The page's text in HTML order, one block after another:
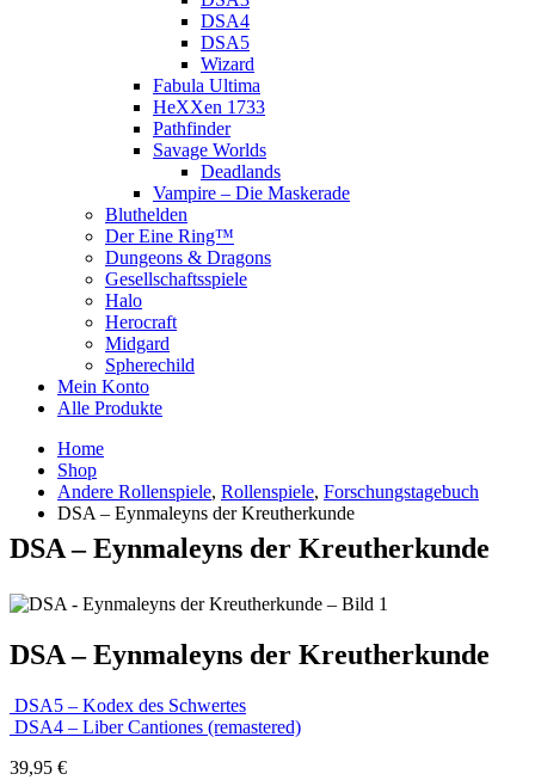
DSA4
DSA5
Wizard
Fabula Ultima
HeXXen 1733
Pathfinder
Savage Worlds
Deadlands
Vampire – Die Maskerade
Bluthelden
Der Eine Ring™
Dungeons & Dragons
Gesellschaftsspiele
Halo
Herocraft
Midgard
Spherechild
Mein Konto
Alle Produkte
Home
Shop
Andere Rollenspiele, Rollenspiele, Forschungstagebuch
DSA – Eynmaleyns der Kreutherkunde
DSA – Eynmaleyns der Kreutherkunde
DSA – Eynmaleyns der Kreutherkunde
DSA5 – Kodex des Schwertes
DSA4 – Liber Cantiones (remastered)
39,95 €